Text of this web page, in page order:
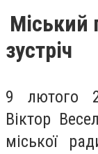
Міський
зустріч
9 лютого
Віктор
міської